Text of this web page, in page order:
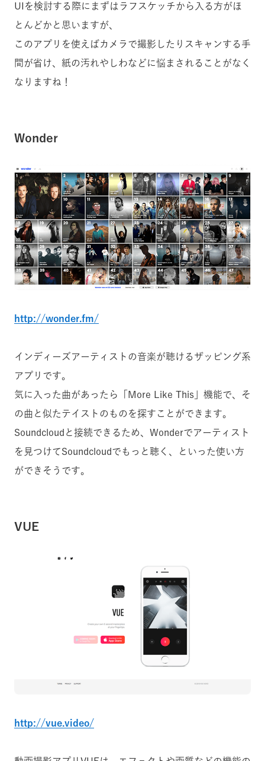
UIを検討する際にまずはラフスケッチから入る方がほ
とんどかと思いますが、
このアプリを使えばカメラで撮影したりスキャンする手
間が省け、紙の汚れやしわなどに悩まされることがなく
なりますね！
Wonder
http://wonder.fm/
インディーズアーティストの音楽が聴けるザッピング系
アプリです。
気に入った曲があったら「More Like This」機能で、そ
の曲と似たテイストのものを探すことができます。
Soundcloudと接続できるため、Wonderでアーティスト
を見つけてSoundcloudでもっと聴く、といった使い方
ができそうです。
VUE
http://vue.video/